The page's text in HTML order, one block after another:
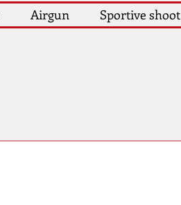
Airgun Sportive shoot